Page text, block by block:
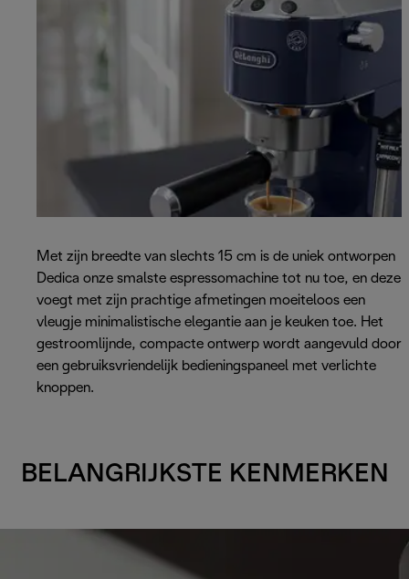
Met zijn breedte van slechts 15 cm is de uniek ontworpen
Dedica onze smalste espressomachine tot nu toe, en deze
voegt met zijn prachtige afmetingen moeiteloos een
vleugje minimalistische elegantie aan je keuken toe. Het
gestroomlijnde, compacte ontwerp wordt aangevuld door
een gebruiksvriendelijk bedieningspaneel met verlichte
knoppen.
BELANGRIJKSTE KENMERKEN